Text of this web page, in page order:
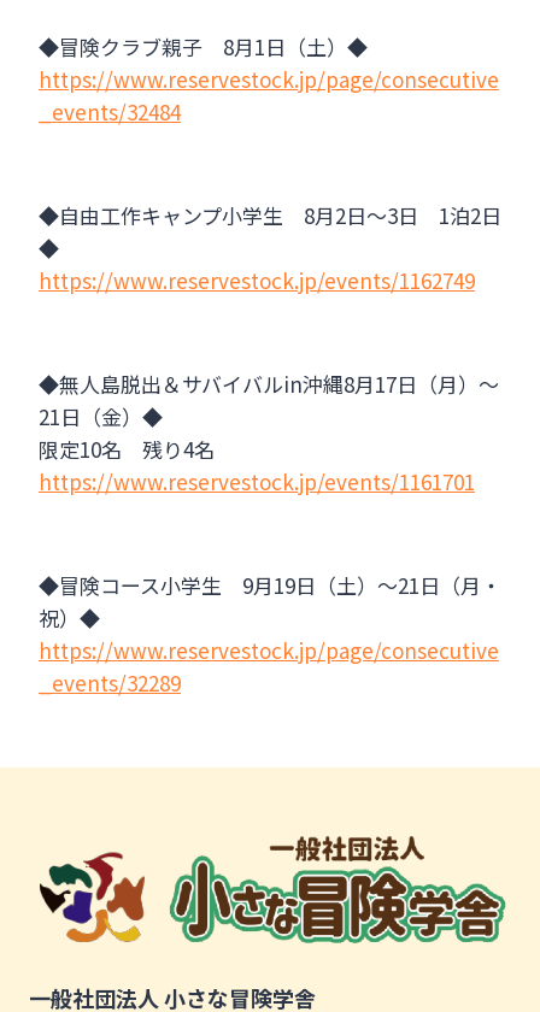
◆冒険クラブ親子 8月1日（土）◆
https://www.reservestock.jp/page/consecutive
_events/32484
◆自由工作キャンプ小学生 8月2日～3日 1泊2日
◆
https://www.reservestock.jp/events/1162749
◆無人島脱出＆サバイバルin沖縄8月17日（月）～
21日（金）◆
限定10名 残り4名
https://www.reservestock.jp/events/1161701
◆冒険コース小学生 9月19日（土）～21日（月・
祝）◆
https://www.reservestock.jp/page/consecutive
_events/32289
一般社団法人 小さな冒険学舎